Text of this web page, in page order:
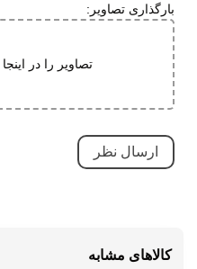
بارگذاری تصاویر:
تصاویر را در
کالاهای مشابه